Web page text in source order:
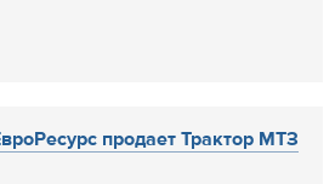
продает Трактор МТЗ